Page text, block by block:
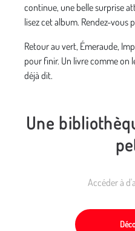
continue, une belle surprise
lisez cet album. Rendez-vous
Retour au vert, Émeraude,
pour finir. Un livre comme on
déjà dit.
Une
Accéder à